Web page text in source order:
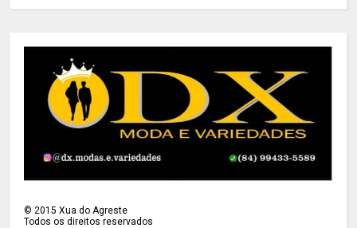
©2015 Xua do Agreste
Todos os direitos reservados